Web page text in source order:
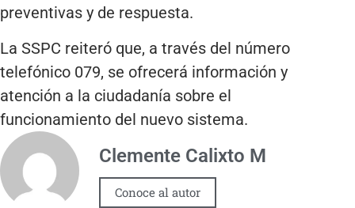
preventivas y de respuesta.
La SSPC reiteró que, a través del número
telefónico 079, se ofrecerá información y
atención a la ciudadanía sobre el
funcionamiento del nuevo sistema.
Clemente Calixto M
Conoce al autor